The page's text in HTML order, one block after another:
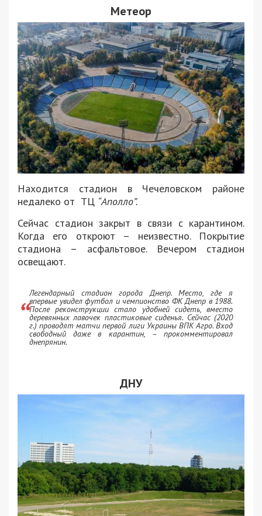
Метеор
Находится стадион в Чечеловском районе
недалеко от ТЦ “Аполло”.
Сейчас стадион закрыт в связи с карантином.
Когда его откроют – неизвестно. Покрытие
стадиона – асфальтовое. Вечером стадион
освещают.
Легендарный стадион города Днепр. Место, где я
впервые увидел футбол и чемпионство ФК Днепр в 1988.
После реконструкции стало удобней сидеть, вместо
деревянных лавочек пластиковые сиденья. Сейчас (2020
г.) проводят матчи первой лиги Украины ВПК Агро. Вход
свободный даже в карантин, – прокомментировал
днепрянин.
ДНУ